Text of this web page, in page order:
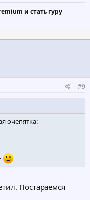
и стать гуру
#9
очепятка:
Постараемся